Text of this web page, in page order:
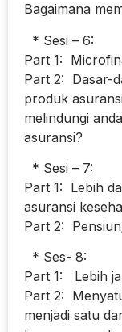
Bagaimana
* Sesi – 6:
Part 1:
Part 2: Dasar-
produk
melindungi
asuransi?
* Sesi – 7:
Part 1: Lebih
asuransi
Part 2:
* Ses- 8:
Part 1: Lebih
Part 2:
menjadi satu